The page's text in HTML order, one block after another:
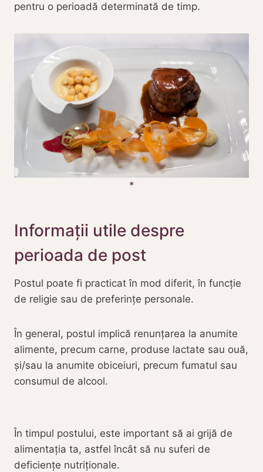
pentru o perioadă determinată de timp.
Informații utile despre
perioada de post
Postul poate fi practicat în mod diferit, în funcție
de religie sau de preferințe personale.
În general, postul implică renunțarea la anumite
alimente, precum carne, produse lactate sau ouă,
și/sau la anumite obiceiuri, precum fumatul sau
consumul de alcool.
În timpul postului, este important să ai grijă de
alimentația ta, astfel încât să nu suferi de
deficiențe nutriționale.